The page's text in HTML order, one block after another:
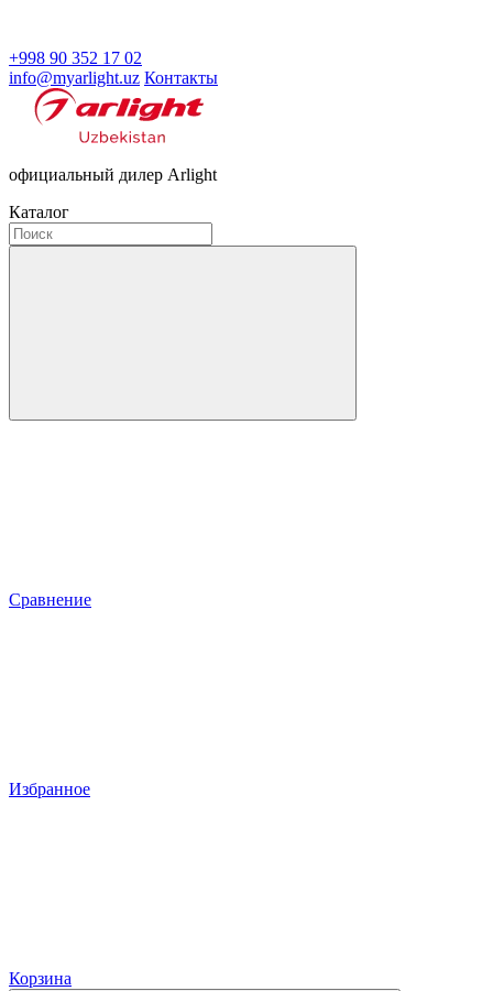
+998 90 352 17 02
info@myarlight.uz Контакты
официальный дилер Arlight
Каталог
Сравнение
Избранное
Корзина